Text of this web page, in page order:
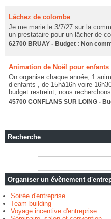
Lâchez de colombe
Je me marie le 3/7/27 sur la
un prestataire pour un lâcher de
62700 BRUAY - Budget : Non
Animation de Noël pour enfants
On organise chaque année, 1
d’enfants , de 15hà16h voire
budget restreint, nous
45700 CONFLANS SUR LOING -
Recherche
Organiser un évènement
Soirée d'entreprise
Team building
Voyage incentive d'entreprise